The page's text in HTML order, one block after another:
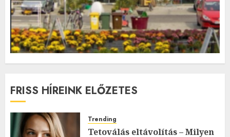
FRISS HÍREINK ELŐZETES
Trending
Tetoválás eltávolítás – Milyen